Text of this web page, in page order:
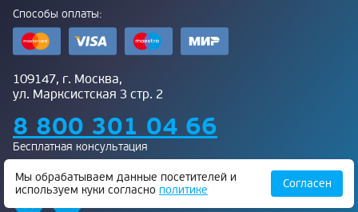
Способы оплаты:
109147, г. Москва,
ул. Марксистская 3 стр. 2
8 800 301 04 66
Бесплатная консультация
Мы обрабатываем данные посетителей и
используем куки согласно политике Согласен